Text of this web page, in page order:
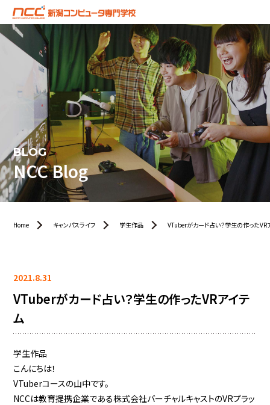
BLOG
NCC Blog
Home キャンパスライフ 学生作品 VTuberがカード占い？学生の作ったVR
2021.8.31
VTuberがカード占い？学生の作ったVRアイテ
ム
学生作品
こんにちは！
VTuberコースの山中です。
NCCは教育提携企業である株式会社バーチャルキャストのVRプラッ